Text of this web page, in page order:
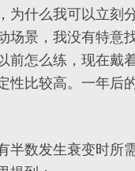
为什么我可以立刻
场景，我没有特意
前怎么练，现在戴
性比较高。一年后
半数发生衰变时所